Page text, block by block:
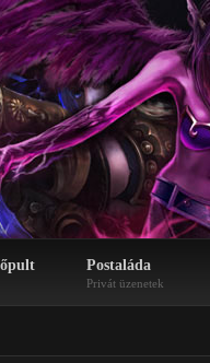
Postaláda
Privát üzenetek